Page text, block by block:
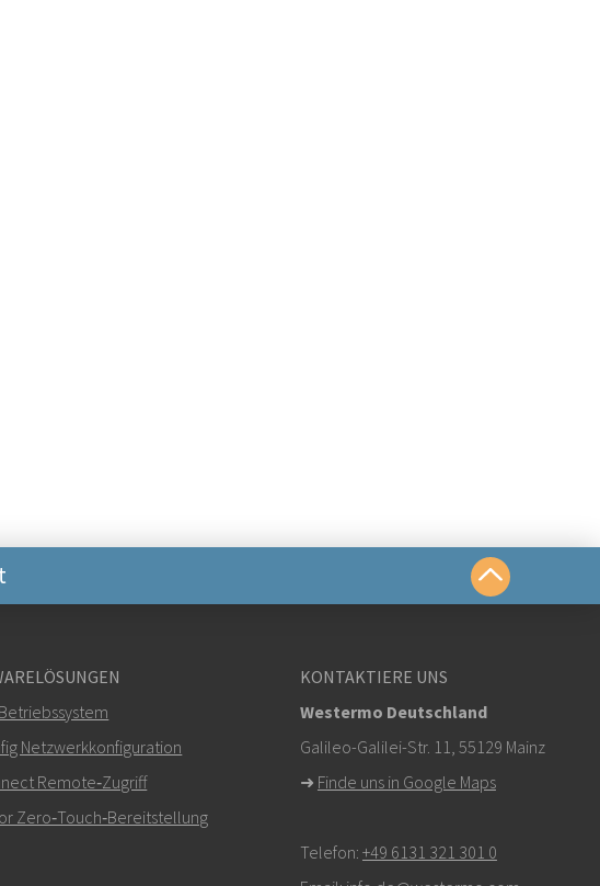
42 80 00
hier klicken, um den technischen Support zu
Netzwerkkonfiguration
Remote‑Zugriff
Zero‑Touch‑Bereitstellung
KONTAKTIERE UNS
Westermo Deutschland
Galileo-Galilei-Str. 11, 55129 Mainz
➜ Finde uns in Google Maps
Telefon: +49 6131 321 301 0